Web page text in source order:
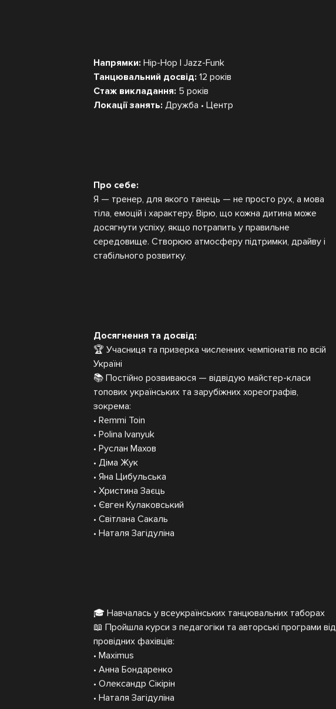
Напрямки: Hip-Hop | Jazz-Funk
Танцювальний досвід: 12 років
Стаж викладання: 5 років
Локації занять: Дружба • Центр
Про себе:
Я — тренер, для якого танець — не просто рух, а мова
тіла, емоцій і характеру. Вірю, що кожна дитина може
досягнути успіху, якщо потрапить у правильне
середовище. Створюю атмосферу підтримки, драйву і
стабільного розвитку.
Досягнення та досвід:
🏆 Учасниця та призерка численних чемпіонатів по всій
Україні
📚 Постійно розвиваюся — відвідую майстер-класи
топових українських та зарубіжних хореографів,
зокрема:
• Remmi Toin
• Polina Ivanyuk
• Руслан Махов
• Діма Жук
• Яна Цибульська
• Христина Заєць
• Євген Кулаковський
• Світлана Сакаль
• Наталя Загідуліна
🎓 Навчалась у всеукраїнських танцювальних таборах
📖 Пройшла курси з педагогіки та авторські програми від
провідних фахівців:
• Maximus
• Анна Бондаренко
• Олександр Сікірін
• Наталя Загідуліна